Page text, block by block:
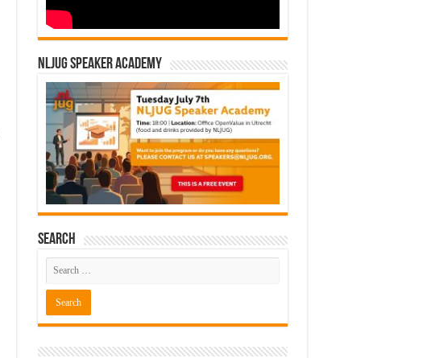
NLJUG Speaker Academy
Search